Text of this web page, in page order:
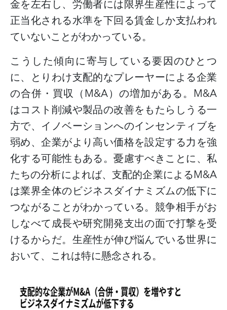
金を左右し、労働者には限界生産性によって
正当化される水準を下回る賃金しか支払われ
ていないことがわかっている。
こうした傾向に寄与している要因のひとつ
に、とりわけ支配的なプレーヤーによる企業
の合併・買収（M&A）の増加がある。 M&A
はコスト削減や製品の改善をもたらしうる一
方で、イノベーションへのインセンティブを
弱め、企業がより高い価格を設定する力を強
化する可能性もある。憂慮すべきことに、私
たちの分析によれば、支配的企業によるM&A
は業界全体のビジネスダイナミズムの低下に
つながることがわかっている。競争相手がお
しなべて成長や研究開発支出の面で打撃を受
けるからだ。生産性が伸び悩んでいる世界に
おいて、これは特に懸念される。